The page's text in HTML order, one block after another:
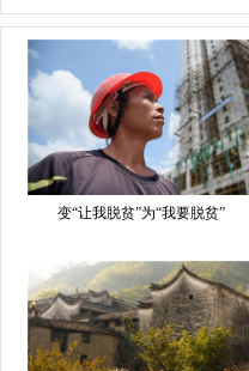
变“让我脱贫”为“我要脱贫”